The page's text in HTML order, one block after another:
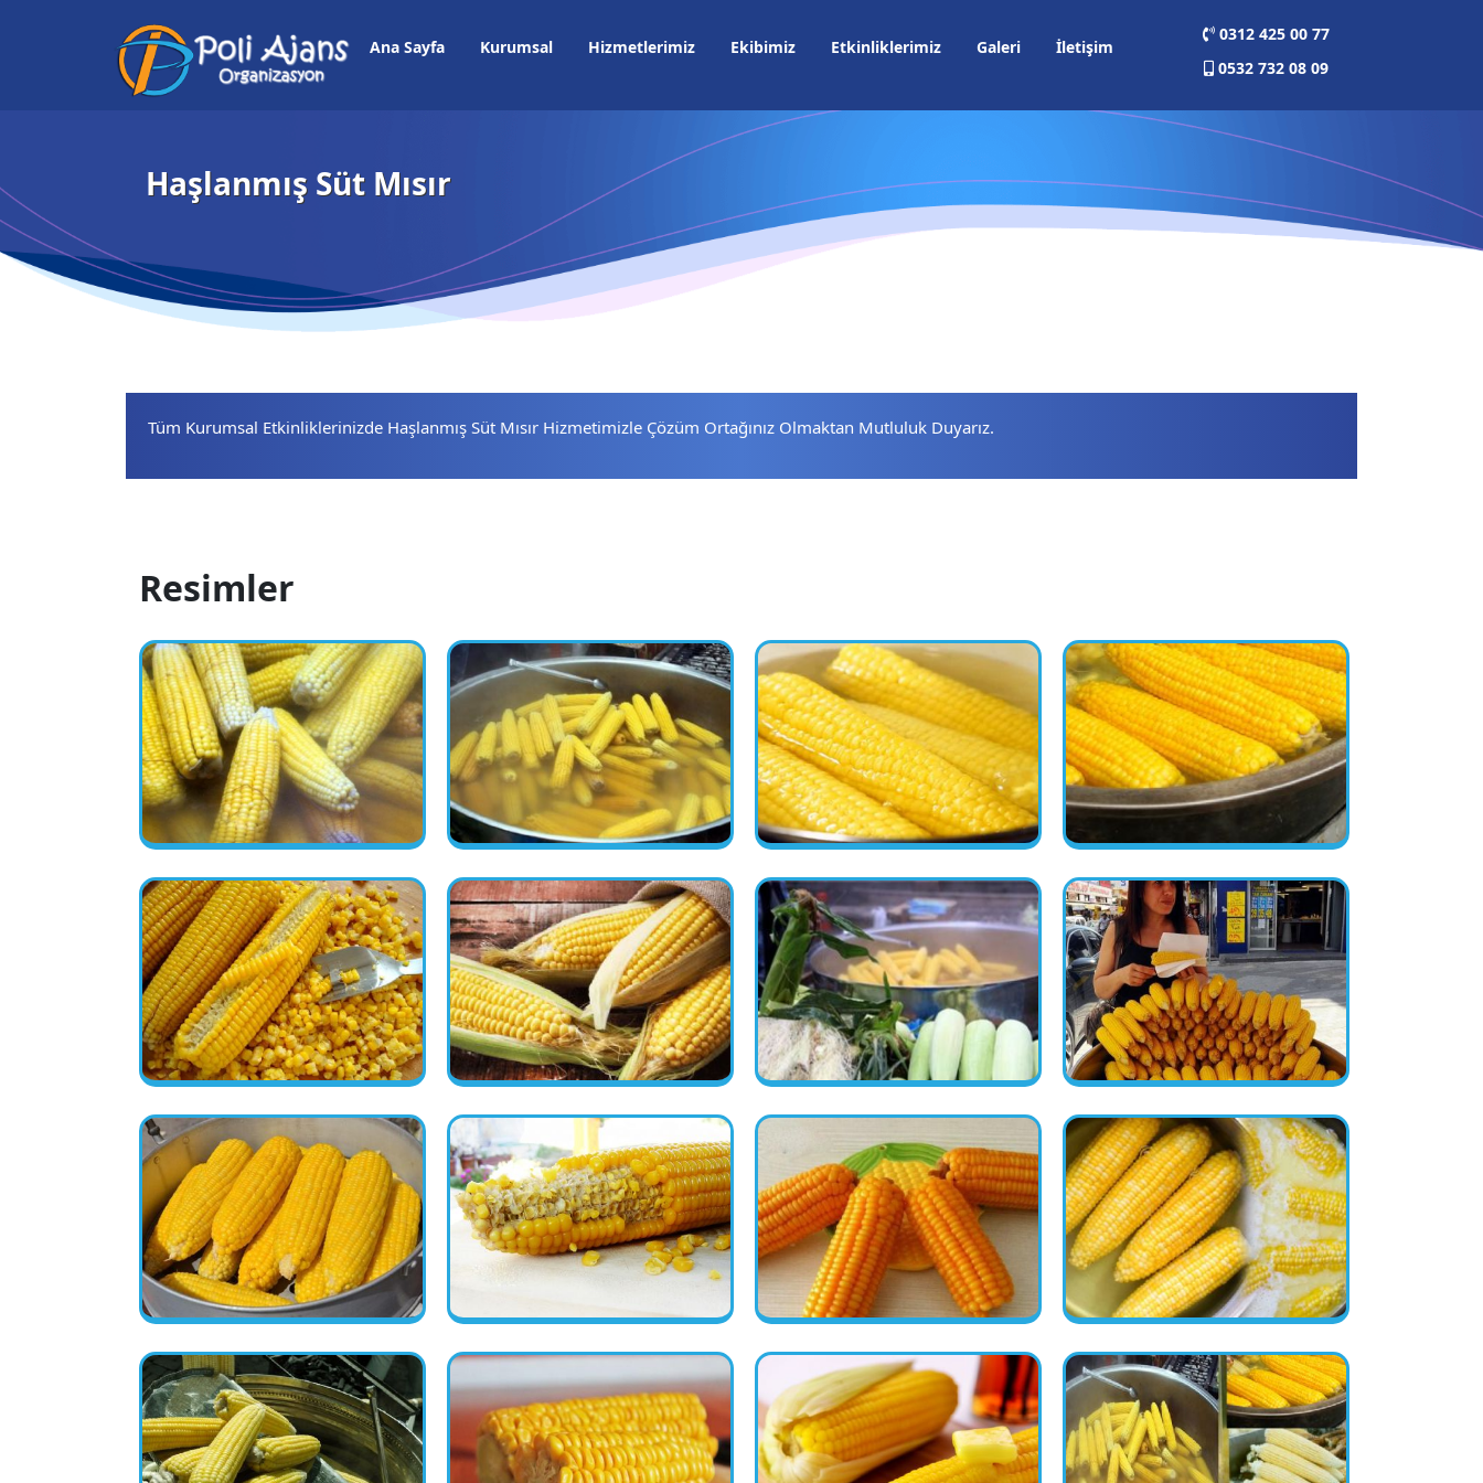
Ana Sayfa Kurumsal Hizmetlerimiz Ekibimiz Etkinliklerimiz Galeri İletişim
0312 425 00 77
0532 732 08 09
Haşlanmış Süt Mısır
Tüm Kurumsal Etkinliklerinizde Haşlanmış Süt Mısır Hizmetimizle Çözüm Ortağınız Olmaktan Mutluluk Duyarız.
Resimler